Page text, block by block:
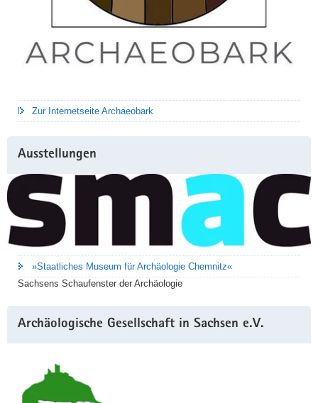
Zur Internetseite Archaeobark
Ausstellungen
»Staatliches Museum für Archäologie Chemnitz«
Sachsens Schaufenster der Archäologie
Archäologische Gesellschaft in Sachsen e.V.